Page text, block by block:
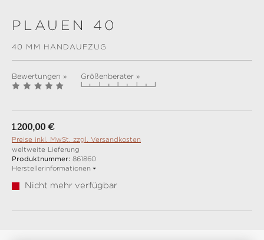
PLAUEN 40
40 MM HANDAUFZUG
Bewertungen » Größenberater »
Regulärer Preis:
1.200,00 €
Preise inkl. MwSt. zzgl. Versandkosten
weltweite Lieferung
Produktnummer: 861860
Herstellerinformationen
Nicht mehr verfügbar